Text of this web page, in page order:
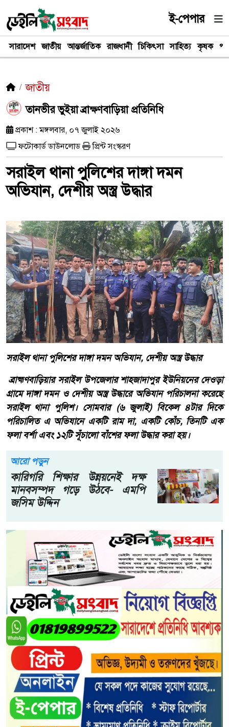
ই-পেপার
সারাদেশ জাতীয় আন্তর্জাতিক রাজধানী চিকিৎসা সাহিত্য কৃষক
জাতীয়
তানভীর ভুইয়া ব্রাক্ষণবাড়িয়া প্রতিনিধি
প্রকাশ : মঙ্গলবার, ০৭ জুলাই ২০২৬
ফটোকার্ড ডাউনলোড
প্রিন্ট সংস্করণ
সরাইল থানা পুলিশের দাঙ্গা দমন
অভিযান, দেশীয় অস্ত্র উদ্ধার
সরাইল থানা পুলিশের দাঙ্গা দমন অভিযান, দেশীয় অস্ত্র উদ্ধার
ব্রাহ্মণবাড়িয়ার সরাইল উপজেলার শাহজাদাপুর ইউনিয়নের দেওড়া
গ্রামে দাঙ্গা দমন ও দেশীয় অস্ত্র উদ্ধারে অভিযান পরিচালনা করেছে
সরাইল থানা পুলিশ। সোমবার (৬ জুলাই) বিকেল ৪টার দিকে
পরিচালিত এ অভিযানে একটি রাম দা, একটি কোঁচ, তিনটি এক
ফলা বর্শা এবং ১২টি সূঁচালো বাঁশের ফলা উদ্ধার করা হয়।
আরো পড়ুন
কারিগরি শিক্ষার উন্নয়নেই দক্ষ
মানবসম্পদ গড়ে উঠবে- এমপি
জসিম উদ্দিন